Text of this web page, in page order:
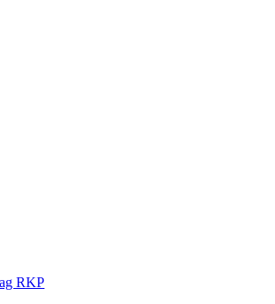
RKP